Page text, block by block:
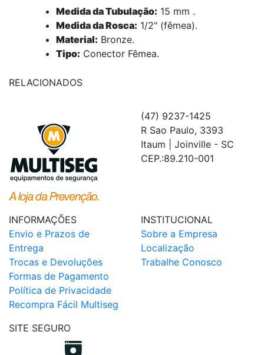
Medida da Tubulação: 15 mm .
Medida da Rosca: 1/2" (fêmea).
Material: Bronze.
Tipo: Conector Fêmea.
RELACIONADOS
(47) 9237-1425
R Sao Paulo, 3393
Itaum | Joinville - SC
CEP.:89.210-001
INFORMAÇÕES
Envio e Prazos de
Entrega
Trocas e Devoluções
Formas de Pagamento
Política de Privacidade
Recompra Fácil Multiseg
INSTITUCIONAL
Sobre a Empresa
Localização
Trabalhe Conosco
SITE SEGURO